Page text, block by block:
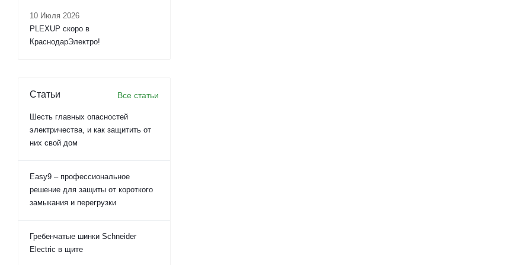
10 Июля 2026
PLEXUP скоро в
КраснодарЭлектро!
Статьи Все статьи
Шесть главных опасностей
электричества, и как защитить от
них свой дом
Easy9 – профессиональное
решение для защиты от короткого
замыкания и перегрузки
Гребенчатые шинки Schneider
Electric в щите